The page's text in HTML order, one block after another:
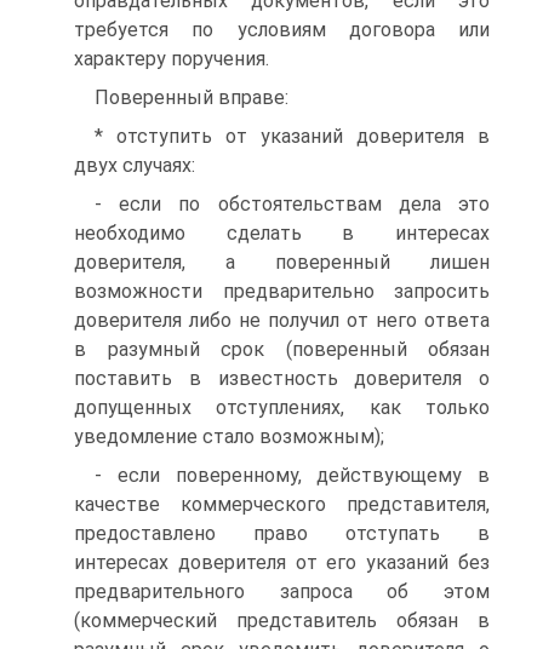
требуется по условиям договора или
характеру поручения.
Поверенный вправе:
* отступить от указаний доверителя в
двух случаях:
- если по обстоятельствам дела это
необходимо сделать в интересах
доверителя, а поверенный лишен
возможности предварительно запросить
доверителя либо не получил от него ответа
в разумный срок (поверенный обязан
поставить в известность доверителя о
допущенных отступлениях, как только
уведомление стало возможным);
- если поверенному, действующему в
качестве коммерческого представителя,
предоставлено право отступать в
интересах доверителя от его указаний без
предварительного запроса об этом
(коммерческий представитель обязан в